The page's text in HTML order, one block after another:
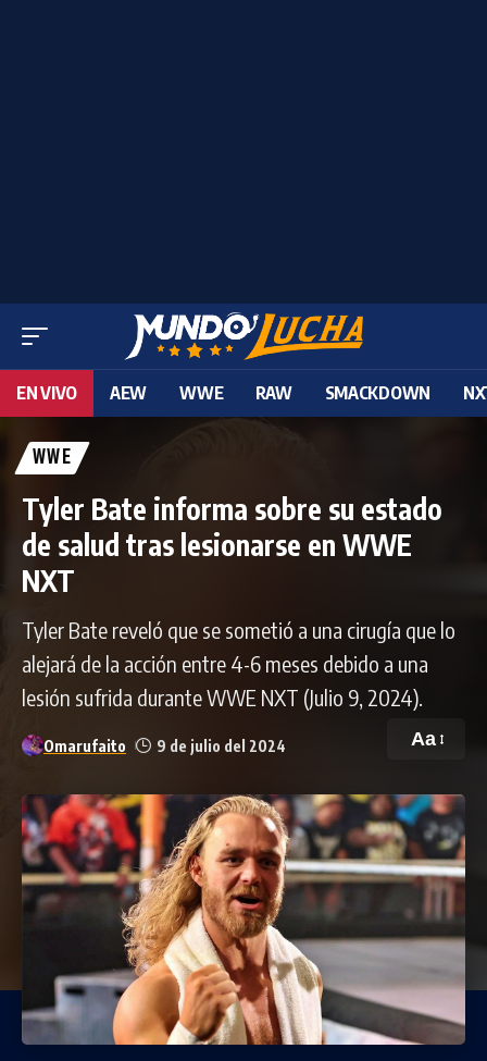
EN VIVO AEW WWE RAW SMACKDOWN
WWE
Tyler Bate informa sobre su estado
de salud tras lesionarse en WWE
NXT
Tyler Bate reveló que se sometió a una cirugía que lo
alejará de la acción entre 4-6 meses debido a una
lesión sufrida durante WWE NXT (Julio 9, 2024).
Omarufaito 9 de julio del 2024 Aa